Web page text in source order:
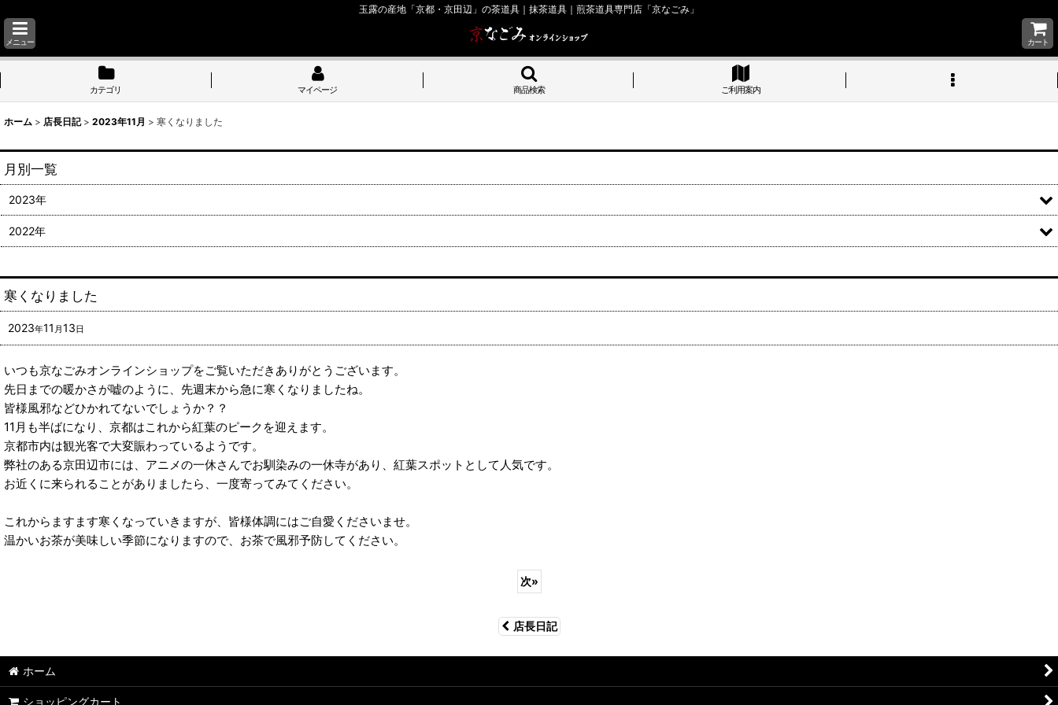
玉露の産地「京都・京田辺」の茶道具｜抹茶道具｜煎茶道具専門店「京なごみ」
メニュー カート
カテゴリ マイページ 商品検索 ご利用案内
ホーム > 店長日記 > 2023年11月 > 寒くなりました
寒くなりました
2023年11 月13日
いつも京なごみオンラインショップをご覧いただきありがとうございます。
先日までの暖かさが嘘のように、先週末から急に寒くなりましたね。
皆様風邪などひかれてないでしょうか？？
11月も半ばになり、京都はこれから紅葉のピークを迎えます。
京都市内は観光客で大変賑わっているようです。
弊社のある京田辺市には、アニメの一休さんでお馴染みの一休寺があり、紅葉スポットとして人気です。
お近くに来られることがありましたら、一度寄ってみてください。
これからますます寒くなっていきますが、皆様体調にはご自愛くださいませ。
温かいお茶が美味しい季節になりますので、お茶で風邪予防してください。
次»
店長日記
月別一覧
2023年
2022年
ホーム
ショッピングカート